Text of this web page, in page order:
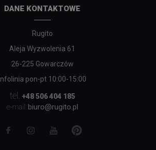
DANE KONTAKTOWE
Rugito
Aleja Wyzwolenia 61
26-225 Gowarczów
Infolinia pon-pt 10:00-15:00
tel. +48 506 404 185
e-mail: biuro@rugito.pl